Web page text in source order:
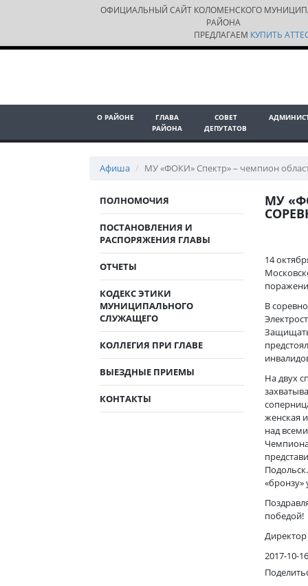
ОФИЦИАЛЬНЫЙ САЙТ КОЛОМЕНСКОГО
РАЙОНА
ПРЕДЛАГАЕМ КУПИТЬ
О РАЙОНЕ
ГЛАВА
РАЙОНА
СОВЕТ
ДЕПУТАТОВ
Афиша МУ «ФОКИ» Спектр» – чемпион
ПОЛНОМОЧИЯ
ПОСТАНОВЛЕНИЯ И
РАСПОРЯЖЕНИЯ ГЛАВЫ
ОТЧЕТЫ
КОДЕКС ЭТИКИ
МУНИЦИПАЛЬНОГО
СЛУЖАЩЕГО
КОЛЛЕГИЯ ПРИ ГЛАВЕ
ВЫЕЗДНЫЕ ПРИЕМЫ
КОНТАКТЫ
МУ
14
В
На двух
женская
над
«бронзу»
победой!
2017-10-16